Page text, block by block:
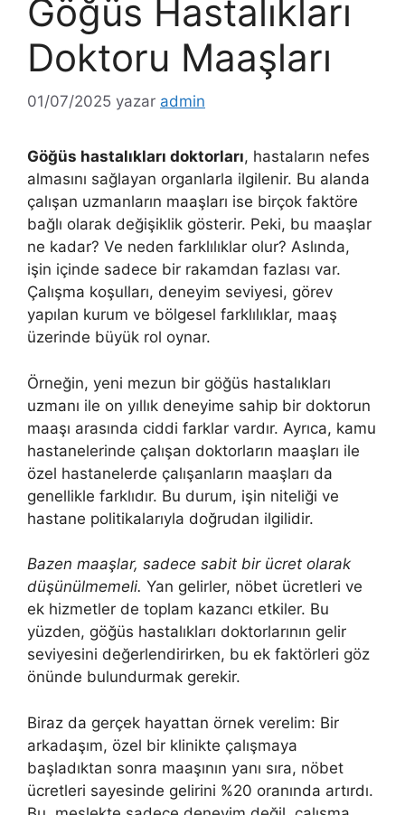
Göğüs Hastalıkları
Doktoru Maaşları
01/07/2025 yazar admin
Göğüs hastalıkları doktorları, hastaların nefes
almasını sağlayan organlarla ilgilenir. Bu alanda
çalışan uzmanların maaşları ise birçok faktöre
bağlı olarak değişiklik gösterir. Peki, bu maaşlar
ne kadar? Ve neden farklılıklar olur? Aslında,
işin içinde sadece bir rakamdan fazlası var.
Çalışma koşulları, deneyim seviyesi, görev
yapılan kurum ve bölgesel farklılıklar, maaş
üzerinde büyük rol oynar.
Örneğin, yeni mezun bir göğüs hastalıkları
uzmanı ile on yıllık deneyime sahip bir doktorun
maaşı arasında ciddi farklar vardır. Ayrıca, kamu
hastanelerinde çalışan doktorların maaşları ile
özel hastanelerde çalışanların maaşları da
genellikle farklıdır. Bu durum, işin niteliği ve
hastane politikalarıyla doğrudan ilgilidir.
Bazen maaşlar, sadece sabit bir ücret olarak
düşünülmemeli. Yan gelirler, nöbet ücretleri ve
ek hizmetler de toplam kazancı etkiler. Bu
yüzden, göğüs hastalıkları doktorlarının gelir
seviyesini değerlendirirken, bu ek faktörleri göz
önünde bulundurmak gerekir.
Biraz da gerçek hayattan örnek verelim: Bir
arkadaşım, özel bir klinikte çalışmaya
başladıktan sonra maaşının yanı sıra, nöbet
ücretleri sayesinde gelirini %20 oranında artırdı.